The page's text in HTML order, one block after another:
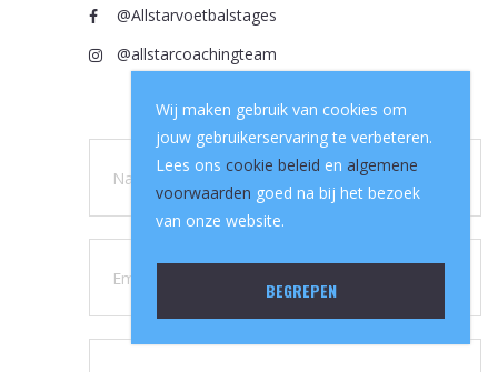
@Allstarvoetbalstages
@allstarcoachingteam
Wij maken gebruik van cookies om
jouw gebruikerservaring te verbeteren.
Lees ons cookie beleid en algemene
voorwaarden goed na bij het bezoek
van onze website.
BEGREPEN